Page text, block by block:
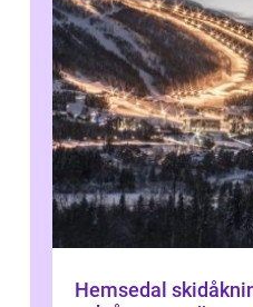
Hemsedal skidåkning, fjällupplevelser